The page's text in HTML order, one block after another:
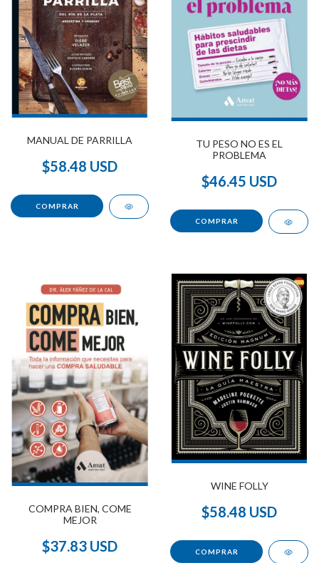
MANUAL DE PARRILLA
$58.48 USD
TU PESO NO ES EL
PROBLEMA
$46.45 USD
COMPRA BIEN, COME
MEJOR
$37.83 USD
WINE FOLLY
$58.48 USD